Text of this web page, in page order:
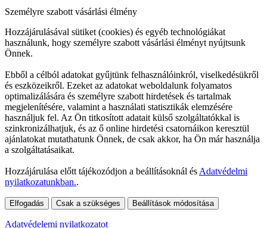
Személyre szabott vásárlási élmény
Hozzájárulásával sütiket (cookies) és egyéb technológiákat
használunk, hogy személyre szabott vásárlási élményt nyújtsunk
Önnek.
Ebből a célból adatokat gyűjtünk felhasználóinkról, viselkedésükről
és eszközeikről. Ezeket az adatokat weboldalunk folyamatos
optimalizálására és személyre szabott hirdetések és tartalmak
megjelenítésére, valamint a használati statisztikák elemzésére
használjuk fel. Az Ön titkosított adatait külső szolgáltatókkal is
szinkronizálhatjuk, és az ő online hirdetési csatornáikon keresztül
ajánlatokat mutathatunk Önnek, de csak akkor, ha Ön már használja
a szolgáltatásaikat.
Hozzájárulása előtt tájékozódjon a beállításoknál és Adatvédelmi
nyilatkozatunkban..
Elfogadás Csak a szükséges Beállítások módosítása
Adatvédelemi nyilatkozatot